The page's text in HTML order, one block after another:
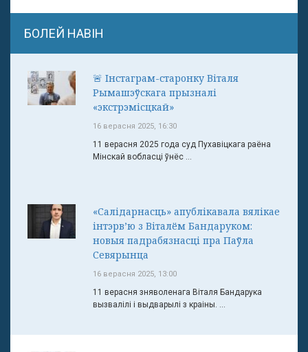
БОЛЕЙ НАВІН
🚨 Інстаграм-старонку Віталя
Рымашэўскага прызналі
«экстрэмісцкай»
16 верасня 2025, 16:30
11 верасня 2025 года суд Пухавіцкага раёна
Мінскай вобласці ўнёс ...
«Салідарнасць» апублікавала вялікае
інтэрв’ю з Віталём Бандаруком:
новыя падрабязнасці пра Паўла
Севярынца
16 верасня 2025, 13:00
11 верасня зняволенага Віталя Бандарука
вызвалілі і выдварылі з краіны. ...